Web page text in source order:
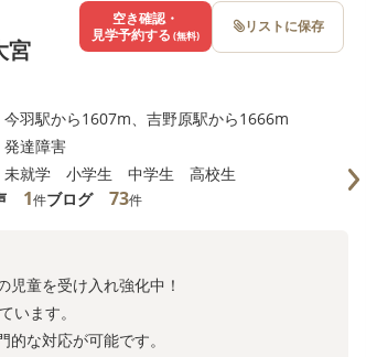
宮
今羽駅から1607m、吉野原駅から1666m
発達障害
未就学 小学生 中学生 高校生
1件ブログ 73件
童を受け入れ強化中！
います。
な対応が可能です。
空き確認・
見学予約する (無料) リストに保存